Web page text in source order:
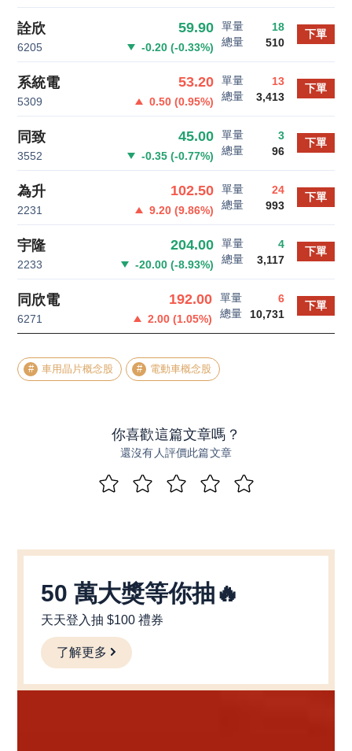
詮欣 59.90
6205 -0.20 (-0.33%)
單量
18
總量
510
下單
系統電 53.20
5309 0.50 (0.95%)
單量
13
總量
3,413
下單
同致 45.00
3552 -0.35 (-0.77%)
單量
3
總量
96
下單
為升 102.50
2231 9.20 (9.86%)
單量
24
總量
993
下單
宇隆 204.00
2233 -20.00 (-8.93%)
單量
4
總量
3,117
下單
同欣電 192.00
6271 2.00 (1.05%)
單量
6
總量
10,731
下單
車用晶片概念股 電動車概念股
你喜歡這篇文章嗎？
還沒有人評價此篇文章
50 萬大獎等你抽🔥
天天登入抽 $100 禮券
了解更多